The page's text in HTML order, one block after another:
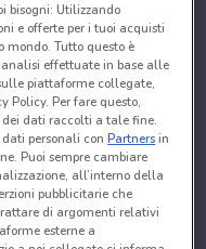
bisogni: Utilizzando
e offerte per i tuoi acquisti
Tutto questo è
effettuate in base alle
piattaforme collegate,
Policy. Per fare questo,
dei dati raccolti a tale fine.
dati personali conPartnersin
Puoi sempre cambiare
all’interno della
pubblicitarie che
di argomenti relativi
esterne a